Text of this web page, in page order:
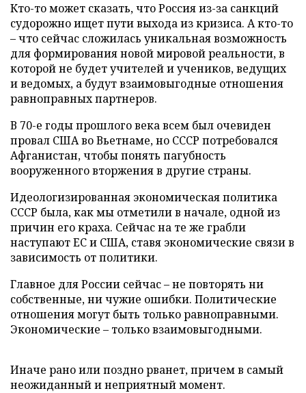
Кто-то может сказать, что Россия из-за санкций
судорожно ищет пути выхода из кризиса. А кто-то
– что сейчас сложилась уникальная возможность
для формирования новой мировой реальности, в
которой не будет учителей и учеников, ведущих
и ведомых, а будут взаимовыгодные отношения
равноправных партнеров.
В 70-е годы прошлого века всем был очевиден
провал США во Вьетнаме, но СССР потребовался
Афганистан, чтобы понять пагубность
вооруженного вторжения в другие страны.
Идеологизированная экономическая политика
СССР была, как мы отметили в начале, одной из
причин его краха. Сейчас на те же грабли
наступают ЕС и США, ставя экономические связи в
зависимость от политики.
Главное для России сейчас – не повторять ни
собственные, ни чужие ошибки. Политические
отношения могут быть только равноправными.
Экономические – только взаимовыгодными.
Иначе рано или поздно рванет, причем в самый
неожиданный и неприятный момент.